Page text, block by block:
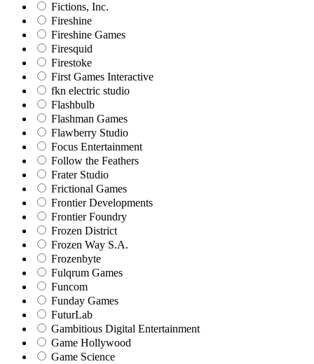
Fictions, Inc.
Fireshine
Fireshine Games
Firesquid
Firestoke
First Games Interactive
fkn electric studio
Flashbulb
Flashman Games
Flawberry Studio
Focus Entertainment
Follow the Feathers
Frater Studio
Frictional Games
Frontier Developments
Frontier Foundry
Frozen District
Frozen Way S.A.
Frozenbyte
Fulqrum Games
Funcom
Funday Games
FuturLab
Gambitious Digital Entertainment
Game Hollywood
Game Science